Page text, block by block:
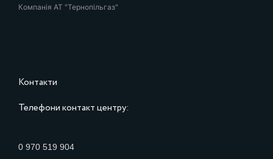
Компанія АТ "Тернопільгаз"
Контакти
Телефони контакт центру:
0 970 519 904